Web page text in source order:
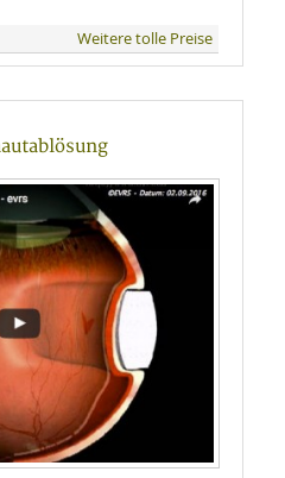
Weitere tolle Preise